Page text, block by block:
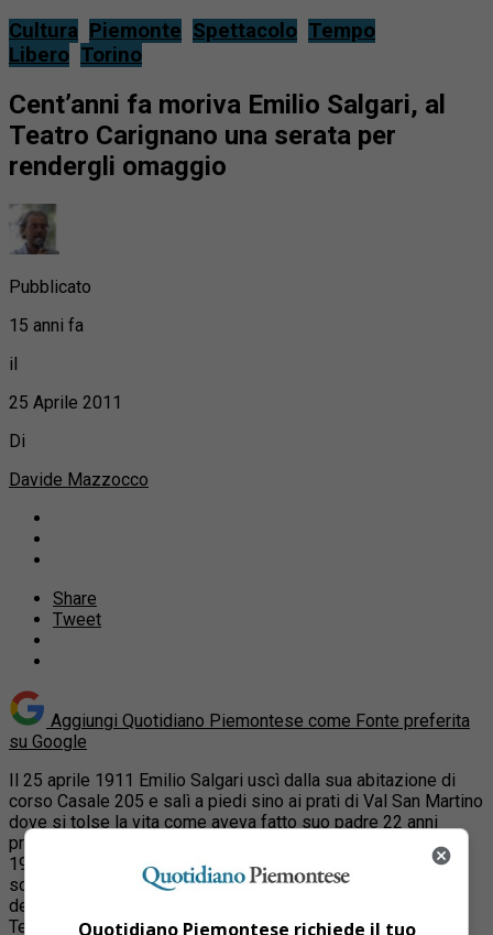
Cultura Piemonte Spettacolo Tempo
Libero Torino
Cent’anni fa moriva Emilio Salgari, al
Teatro Carignano una serata per
rendergli omaggio
Pubblicato
15 anni fa
il
25 Aprile 2011
Di
Davide Mazzocco
Share
Tweet
Aggiungi Quotidiano Piemontese come Fonte preferita
su Google
Il 25 aprile 1911 Emilio Salgari uscì dalla sua abitazione di
corso Casale 205 e salì a piedi sino ai prati di Val San Martino
dove si tolse la vita come aveva fatto suo padre 22 anni
prima e come avrebbero fatto i suoi figli Romero e Omar nel
1931 e nel 1963. In occasione del centenario della
scomparsa del più esotico degli scrittori torinesi, il Circolo
dei lettori ha organizzato per la sera di venerdì 29 aprile, al
Teatro Carignano, una serata di musica e parole condotta da
Quotidiano Piemontese richiede il tuo